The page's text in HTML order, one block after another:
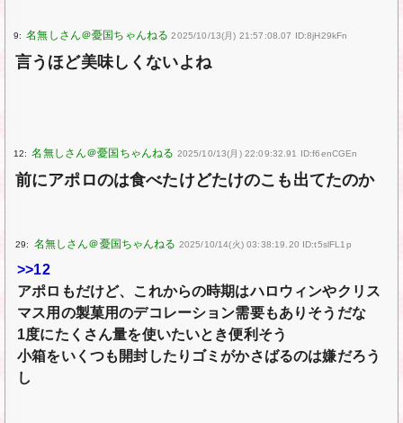
9: 2025/10/13(月) 21:57:08.07 ID:8jH29kFn
言うほど美味しくないよね
12: 2025/10/13(月) 22:09:32.91 ID:f6enCGEn
前にアポロのは食べたけどたけのこも出てたのか
29: 2025/10/14(火) 03:38:19.20 ID:t5slFL1p
>>12
アポロもだけど、これからの時期はハロウィンやクリス
マス用の製菓用のデコレーション需要もありそうだな
1度にたくさん量を使いたいとき便利そう
小箱をいくつも開封したりゴミがかさばるのは嫌だろう
し